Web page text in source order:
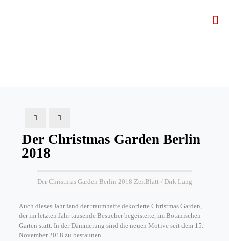
Der Christmas Garden Berlin
2018
Der Christmas Garden Berlin 2018 ZeitBlatt / Dirk Lang
Auch dieses Jahr fand der traumhafte dekorierte Christmas Garden,
der im letzten Jahr tausende Besucher begeisterte, im Botanischen
Garten statt. In der Dämmerung sind die neuen Motive seit dem 15.
November 2018 zu bestaunen.